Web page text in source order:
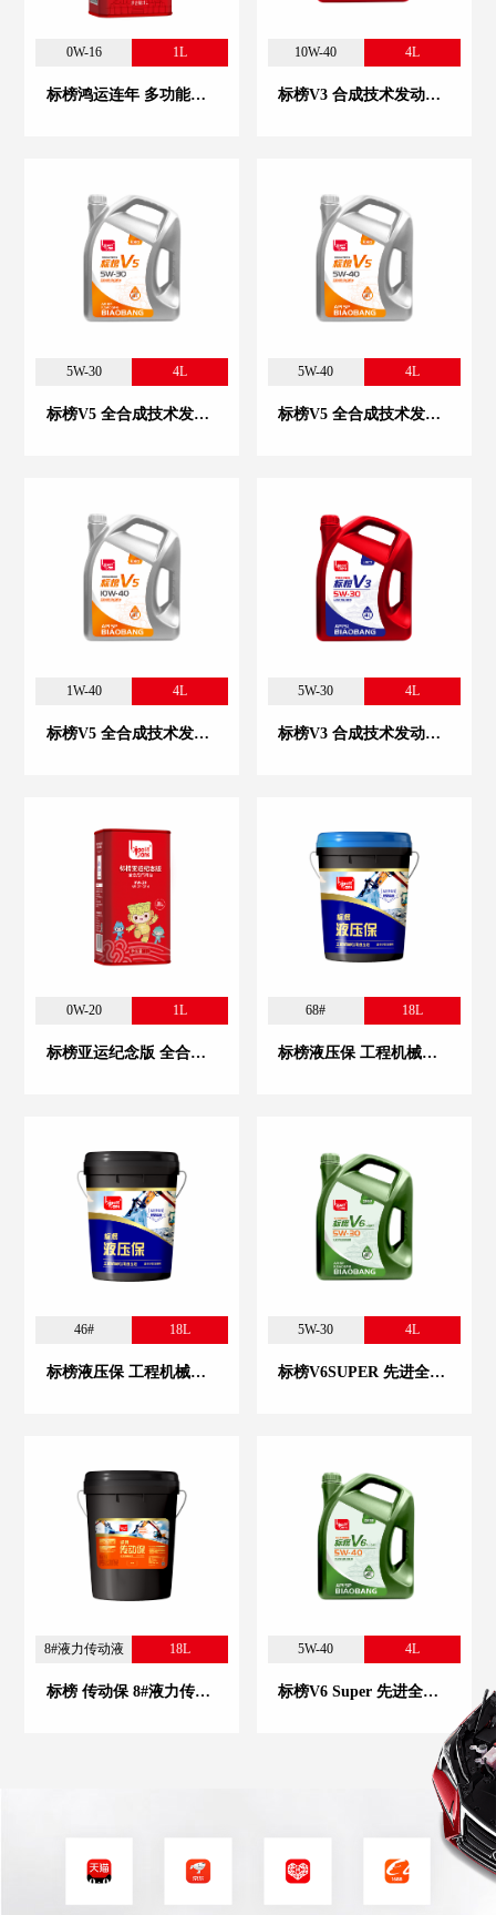
0W-16 1L
标榜鸿运连年 多功能全合成发动机油 0W-16
10W-40 4L
标榜V3 合成技术发动机油 10W-40
5W-30 4L
标榜V5 全合成技术发动机油 5W-30
5W-40 4L
标榜V5 全合成技术发动机油 5W-40
1W-40 4L
标榜V5 全合成技术发动机油 10W-40
5W-30 4L
标榜V3 合成技术发动机油 5W-30
0W-20 1L
标榜亚运纪念版 全合成汽机油 0W-20
68# 18L
标榜液压保 工程机械专用液压油 68#
46# 18L
标榜液压保 工程机械专用液压油 46#
5W-30 4L
标榜V6SUPER 先进全合成汽机油 5W-30
8#液力传动液 18L
标榜 传动保 8#液力传动液
5W-40 4L
标榜V6 Super 先进全合成汽机油 5W-40